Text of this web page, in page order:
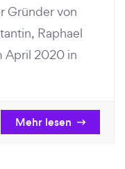
Gründer von
Raphael
April 2020 in
Mehr lesen